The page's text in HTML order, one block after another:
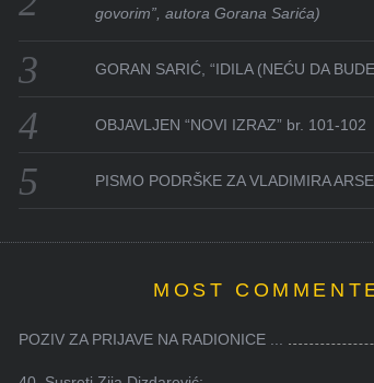
govorim”, autora Gorana Sarića)
GORAN SARIĆ, “IDILA (NEĆU DA
OBJAVLJEN “NOVI IZRAZ” br. 101-102
PISMO PODRŠKE ZA VLADIMIRA
MOST
POZIV ZA PRIJAVE NA RADIONICE ...